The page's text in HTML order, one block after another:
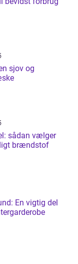
sjov og
sådan vælger
brændstof
En vigtig del